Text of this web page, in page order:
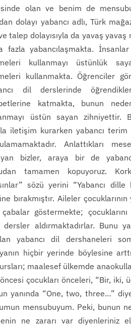
olan ve benim de
dolayı yabancı adlı, Türk
talep dolayısıyla da yavaş yavaş
fazla yabancılaşmakta.
kullanmayı üstünlük
kullanmakta. Öğrenciler
dil derslerinde
katmakta, bunun
üstün sayan zihniyettir.
iletişim kurarken yabancı terim
Anlattıkları
bizler, araya bir de
tamamen kopuyoruz.
sözü yerini “Yabancı dille
bırakmıştır. Aileler
göstermekte;
dersler aldırmaktadırlar. Bunu
yabancı dil dershaneleri
hiçbir yerinde böylesine
maalesef ülkemde
çocukları önceleri, “Bir, iki,
yanında “One, two, three…”
mensubuyum. Peki, bunun
ne zararı var diyenleriniz